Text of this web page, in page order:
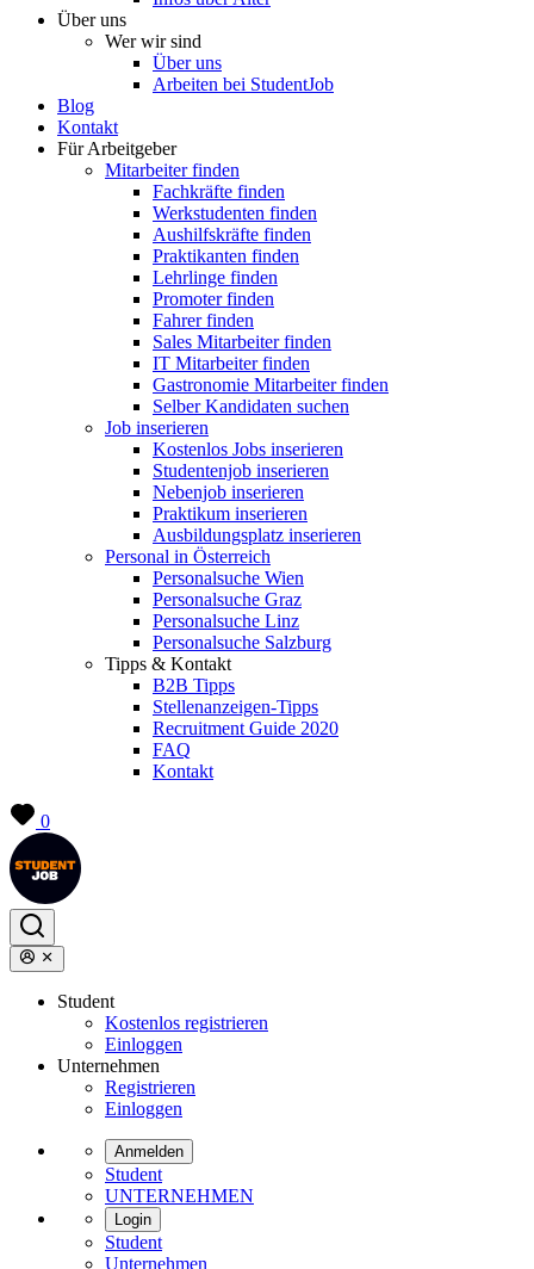
Über uns
Wer wir sind
Über uns
Arbeiten bei StudentJob
Blog
Kontakt
Für Arbeitgeber
Mitarbeiter finden
Fachkräfte finden
Werkstudenten finden
Aushilfskräfte finden
Praktikanten finden
Lehrlinge finden
Promoter finden
Fahrer finden
Sales Mitarbeiter finden
IT Mitarbeiter finden
Gastronomie Mitarbeiter finden
Selber Kandidaten suchen
Job inserieren
Kostenlos Jobs inserieren
Studentenjob inserieren
Nebenjob inserieren
Praktikum inserieren
Ausbildungsplatz inserieren
Personal in Österreich
Personalsuche Wien
Personalsuche Graz
Personalsuche Linz
Personalsuche Salzburg
Tipps & Kontakt
B2B Tipps
Stellenanzeigen-Tipps
Recruitment Guide 2020
FAQ
Kontakt
0
Student
Kostenlos registrieren
Einloggen
Unternehmen
Registrieren
Einloggen
Anmelden
Student
UNTERNEHMEN
Login
Student
Unternehmen